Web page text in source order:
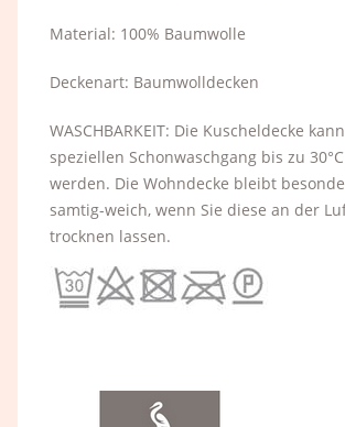
Material: 100% Baumwolle
Deckenart: Baumwolldecken
WASCHBARKEIT: Die Kuscheldecke
speziellen Schonwaschgang bis zu
werden. Die Wohndecke bleibt
samtig-weich, wenn Sie diese an der
trocknen lassen.